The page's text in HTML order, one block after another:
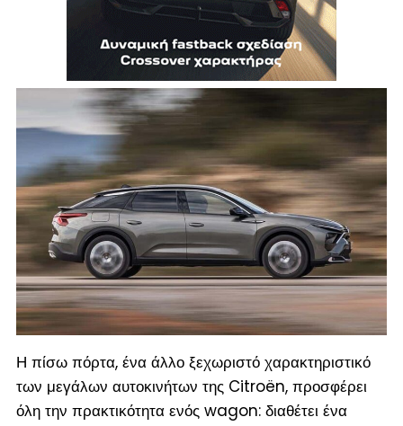
Η πίσω πόρτα, ένα άλλο ξεχωριστό χαρακτηριστικό
των μεγάλων αυτοκινήτων της Citroën, προσφέρει
όλη την πρακτικότητα ενός wagon: διαθέτει ένα